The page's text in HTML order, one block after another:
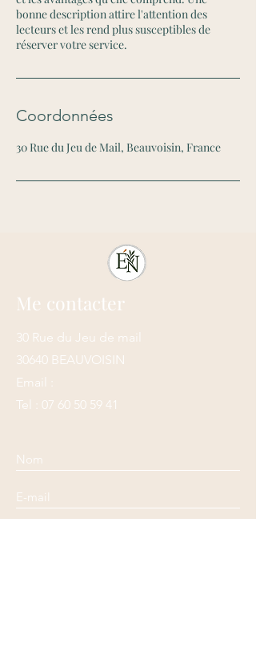
bonne description attire l'attention des
lecteurs et les rend plus susceptibles de
réserver votre service.
Coordonnées
30 Rue du Jeu de Mail, Beauvoisin, France
Me contacter
30 Rue du Jeu de mail
30640 BEAUVOISIN
Email :
Tel : 07 60 50 59 41